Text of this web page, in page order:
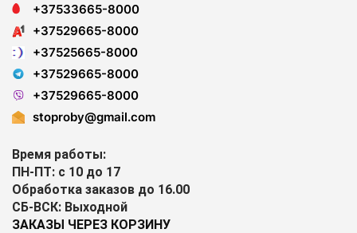
+37533665-8000
+37529665-8000
+37525665-8000
+37529665-8000
+37529665-8000
stoproby@gmail.com
Время работы:
ПН-ПТ: с 10 до 17
Обработка заказов до 16.00
СБ-ВСК: Выходной
ЗАКАЗЫ ЧЕРЕЗ КОРЗИНУ